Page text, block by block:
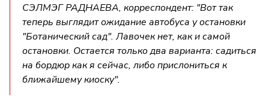
СЭЛМЭГ РАДНАЕВА, корреспондент: "Вот так
теперь выглядит ожидание автобуса у остановки
"Ботанический сад". Лавочек нет, как и самой
остановки. Остается только два варианта: садиться
на бордюр как я сейчас, либо прислониться к
ближайшему киоску".